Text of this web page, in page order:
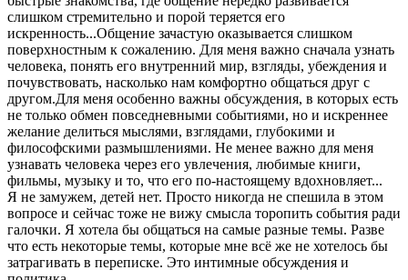
слишком стремительно и порой теряется его
искренность...Общение зачастую оказывается слишком
поверхностным к сожалению. Для меня важно сначала узнать
человека, понять его внутренний мир, взгляды, убеждения и
почувствовать, насколько нам комфортно общаться друг с
другом.Для меня особенно важны обсуждения, в которых есть
не только обмен повседневными событиями, но и искреннее
желание делиться мыслями, взглядами, глубокими и
философскими размышлениями. Не менее важно для меня
узнавать человека через его увлечения, любимые книги,
фильмы, музыку и то, что его по-настоящему вдохновляет...
Я не замужем, детей нет. Просто никогда не спешила в этом
вопросе и сейчас тоже не вижу смысла торопить события ради
галочки. Я хотела бы общаться на самые разные темы. Разве
что есть некоторые темы, которые мне всë же не хотелось бы
затрагивать в переписке. Это интимные обсуждения и